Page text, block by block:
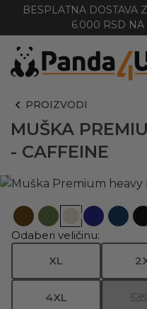
BESPLATNA DOSTAVA
6.000 RSD NA
PROIZVODI
MUŠKA
- CAFFEINE
Odaberi veličinu:
XL
4XL